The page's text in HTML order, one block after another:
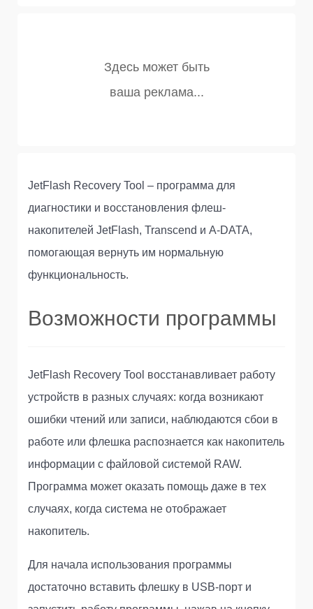
JetFlash Recovery Tool – программа для
диагностики и восстановления флеш-
накопителей JetFlash, Transcend и A-DATA,
помогающая вернуть им нормальную
функциональность.
Возможности программы
JetFlash Recovery Tool восстанавливает работу
устройств в разных случаях: когда возникают
ошибки чтений или записи, наблюдаются сбои в
работе или флешка распознается как накопитель
информации с файловой системой RAW.
Программа может оказать помощь даже в тех
случаях, когда система не отображает
накопитель.
Для начала использования программы
достаточно вставить флешку в USB-порт и